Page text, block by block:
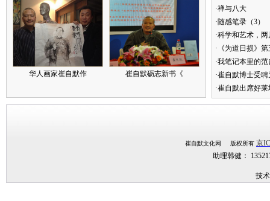
华人画家崔自默作 崔自默砺志新书《
·禅与八大
·随感笔录（3）
·科学和艺术，
·《为道日损》
·我笔记本里的
·崔自默博士受
·崔自默出席好
崔自默文化网 版权所有 京
助理韩健：
技